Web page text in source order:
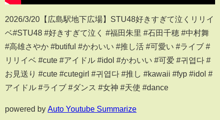
2026/3/20【広島駅地下広場】STU48好きすぎて泣くリリイ
ベ#STU48 #好きすぎて泣く #福田朱里 #石田千穂 #中村舞
#高雄さやか #butiful #かわいい #推し活 #可愛い #ライブ #
リリイベ #cute #アイドル #idol #かわいい #可爱 #귀엽다 #
お見送り #cute #cutegirl #귀엽다 #推し #kawaii #fyp #idol #
アイドル #ライブ #ダンス #女神 #天使 #dance
powered by Auto Youtube Summarize